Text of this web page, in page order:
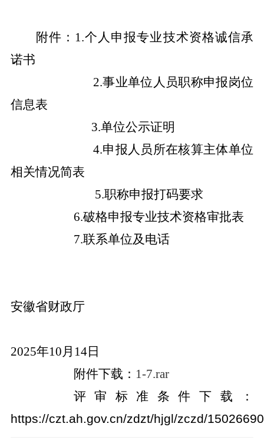
附件： 1.个人申报专业技术资格诚信承
诺书
2.事业单位人员职称申报岗位
信息表
3.单位公示证明
4.申报人员所在核算主体单位
相关情况简表
5.职称申报打码要求
6.破格申报专业技术资格审批表
7.联系单位及电话
安徽省财政厅
2025年10月14日
附件下载： 1-7.rar
评审标准条件下载：
https://czt.ah.gov.cn/zdzt/hjgl/zczd/